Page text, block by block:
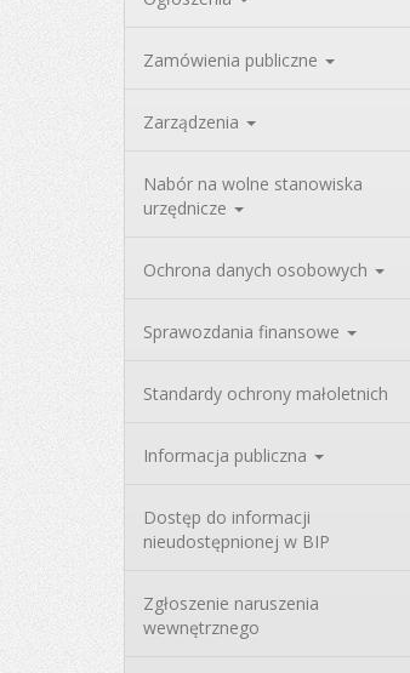
Zamówienia publiczne
Zarządzenia
Nabór na wolne stanowiska
urzędnicze
Ochrona danych osobowych
Sprawozdania finansowe
Standardy ochrony małoletnich
Informacja publiczna
Dostęp do informacji
nieudostępnionej w BIP
Zgłoszenie naruszenia
wewnętrznego